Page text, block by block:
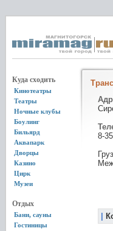
Куда сходить
Кинотеатры
Театры
Ночные клубы
Боулинг
Бильярд
Аквапарк
Дворцы
Казино
Цирк
Музеи
Отдых
Бани, сауны
Гостиницы
8-